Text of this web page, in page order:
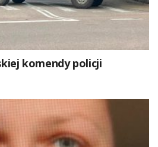
komendy policji